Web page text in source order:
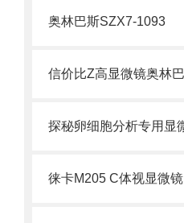
奥林巴斯SZX7-1093
徕卡M205 C体视显微镜